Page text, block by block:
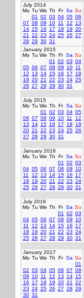
July 2014
Mo Tu We Th Fr Sa Su
01
02 03 04 05 06
07 08 09 10 11 12
13
14 15 16 17 18 19 20
21
22 23 24 25 26 27
28 29 30 31
January 2015
Mo Tu We Th Fr Sa Su
01
02 03 04
05 06 07 08 09 10 11
12
13 14 15 16 17
18
19 20 21 22 23 24 25
26 27 28 29 30 31
July 2015
Mo Tu We Th Fr Sa Su
01
02 03 04 05
06 07 08 09 10 11
12
13
14 15 16 17 18
19
20 21 22 23 24 25 26
27 28 29 30 31
January 2016
Mo Tu We Th Fr Sa Su
01
02 03
04 05 06 07 08 09
10
11
12 13 14 15 16
17
18
19 20 21 22 23 24
25 26 27 28 29 30 31
July 2016
Mo Tu We Th Fr Sa Su
01
02 03
04 05 06 07 08 09
10
11
12 13 14 15 16
17
18
19 20 21 22 23 24
25 26 27 28 29 30 31
January 2017
Mo Tu We Th Fr Sa Su
01
02 03 04 05 06 07 08
09
10 11 12 13 14 15
16
17 18 19 20 21
22
23 24 25 26 27 28 29
30 31